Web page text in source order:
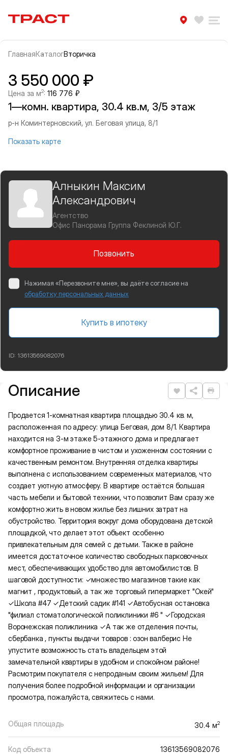
Траст | Служба недвижимости
ГлавнаяКаталогВторичка
Информация об объекте
Галерея
3 550 000 ₽
Цена за м2: 116 776 ₽
1—комн. квартира, 30.4 кв.м, 3/5 этаж
р-н Коминтерновский, ул. Беговая улица, 8/1
Показать карте
Алныкин Максим
Александрович
Агентство
Офис Панорама Группа Феклиной Ю.Г.
Позвонить
Нажимая «Перезвоните мне», вы даёте согласие на
обработку персональных данных
Купить в ипотеку
ID: 13613569082076
Подробная информация
Описание Нравится
Продается 1-комнатная квартира площадью 30.4 кв. м,
расположенная по адресу: улица Беговая, дом 8/1. Квартира
находится на 3-м этаже 5-этажного дома и предлагает
комфортное проживание в чистом и ухоженном состоянии с
качественным ремонтом. Внутренняя отделка квартиры
выполнена с использованием современных материалов, что
создает уютную атмосферу. В квартире остаётся большая
часть мебели и бытовой техники, что позволит Вам сразу же
комфортно жить в новом жилье без лишних затрат на
обустройство. Территория вокруг дома оборудована детской
площадкой, что делает этот объект особенно
привлекательным для семей с детьми. Также в районе
имеется достаточное количество свободных парковочных
мест, обеспечивающих удобство для автомобилистов. В
шаговой доступности: ✓множество магазинов такие как
магнит , продуктовый, а так же торговый гипермаркет "Окей"
✓Школа #47 ✓Детский садик #141 ✓Автобусная остановка
"филиал стоматологической поликлиники #6 " ✓Городская
Воронежская поликлиника ✓А так же отделения почты,
сбербанка , пункты выдачи товаров : озон валберис Не
упустите возможность стать владельцем этой
замечательной квартиры в удобном и спокойном районе!
Расмотрим покупателя с непроданым своим жильем! Для
получения более подробной информации и организации
просмотра, пожалуйста, свяжитесь с нами.
Общая площадь 30.4 м2
Код объекта 13613569082076